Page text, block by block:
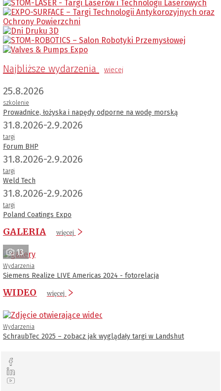
Najbliższe wydarzenia wiecej
25.8.2026
szkolenie
Prowadnice, łożyska i napędy odporne na wodę morską
31.8.2026-2.9.2026
targi
Forum BHP
31.8.2026-2.9.2026
targi
Weld Tech
31.8.2026-2.9.2026
targi
Poland Coatings Expo
GALERIA więcej
13
Wydarzenia
Siemens Realize LIVE Americas 2024 - fotorelacja
WIDEO więcej
Wydarzenia
SchraubTec 2025 – zobacz jak wyglądały targi w Landshut